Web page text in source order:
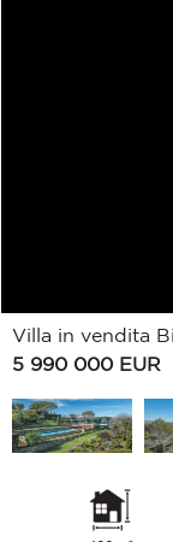
Villa in vendita
5 990 000 EUR